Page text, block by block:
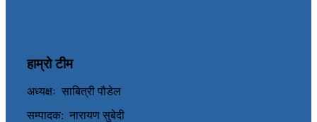
हाम्रो टीम
अध्यक्षः साबित्री पौडेल
सम्पादक: नारायण सुबेदी